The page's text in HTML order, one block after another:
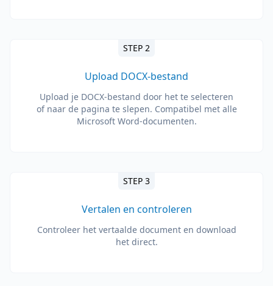
STEP 2
Upload DOCX-bestand
Upload je DOCX-bestand door het te selecteren
of naar de pagina te slepen. Compatibel met alle
Microsoft Word-documenten.
STEP 3
Vertalen en controleren
Controleer het vertaalde document en download
het direct.